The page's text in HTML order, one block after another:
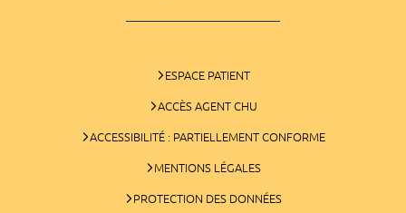
ESPACE PATIENT
ACCÈS AGENT CHU
ACCESSIBILITÉ : PARTIELLEMENT CONFORME
MENTIONS LÉGALES
PROTECTION DES DONNÉES